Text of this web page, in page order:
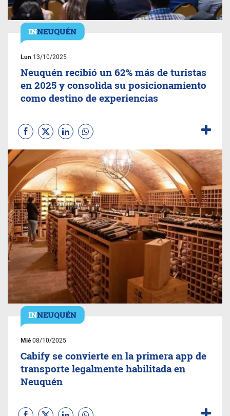
Lun 13/10/2025
Neuquén recibió un 62% más de turistas
en 2025 y consolida su posicionamiento
como destino de experiencias
Mié08/10/2025
Cabify se convierte en la primera app de
transporte legalmente habilitada en
Neuquén